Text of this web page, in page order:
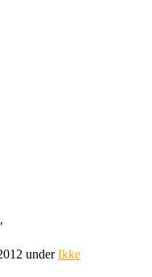
underIkke